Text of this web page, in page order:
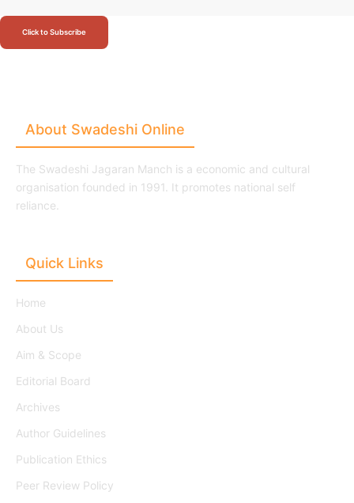
Click to Subscribe
About Swadeshi Online
The Swadeshi Jagaran Manch is a economic and cultural
organisation founded in 1991. It promotes national self
reliance.
Quick Links
Home
About Us
Aim & Scope
Editorial Board
Archives
Author Guidelines
Publication Ethics
Peer Review Policy